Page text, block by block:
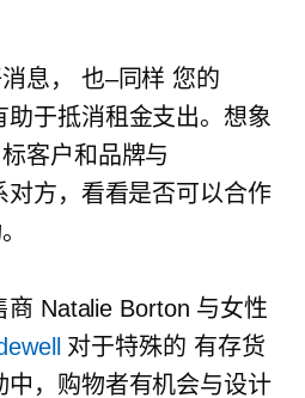
息， 也–同样 您的
于抵消租金支出。想象
客户和品牌与
对方，看看是否可以合作
商 Natalie Borton 与女性
对于特殊的 有存货
，购物者有机会与设计